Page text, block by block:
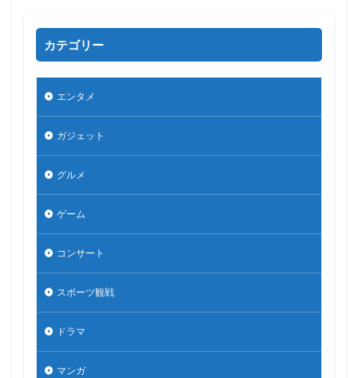
カテゴリー
エンタメ
ガジェット
グルメ
ゲーム
コンサート
スポーツ観戦
ドラマ
マンガ